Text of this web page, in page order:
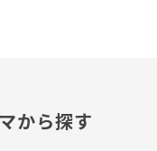
から探す